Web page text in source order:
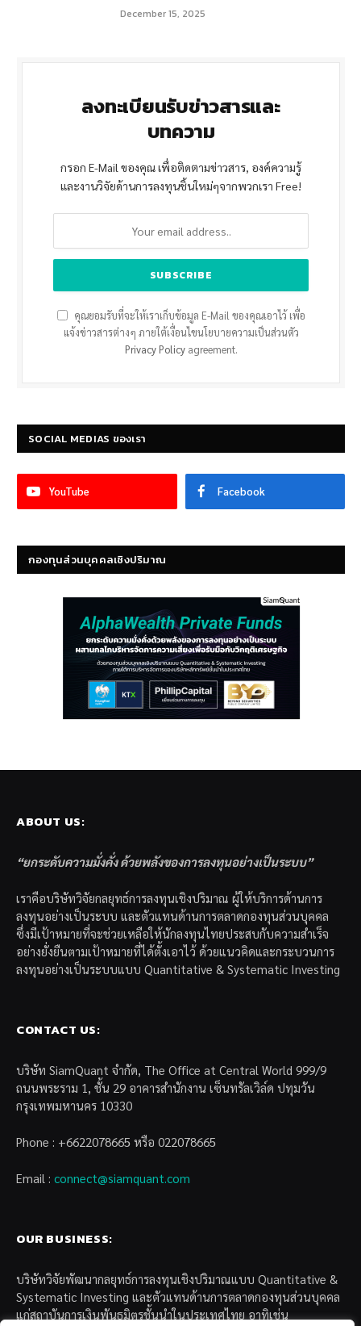
December 15, 2025
ลงทะเบียนรับข่าวสารและ
บทความ
กรอก E-Mail ของคุณ เพื่อติดตามข่าวสาร, องค์ความรู้
และงานวิจัยด้านการลงทุนชิ้นใหม่ๆจากพวกเรา Free!
คุณยอมรับที่จะให้เราเก็บข้อมูล E-Mail ของคุณเอาไว้ เพื่อ
แจ้งข่าวสารต่างๆ ภายใต้เงื่อนไขนโยบายความเป็นส่วนตัว
Privacy Policyagreement.
SOCIAL MEDIAS ของเรา
YouTube Facebook
กองทุนส่วนบุคคลเชิงปริมาณ
ABOUT US:
“ยกระดับความมั่งคั่ง ด้วยพลังของการลงทุนอย่างเป็นระบบ”
เราคือบริษัทวิจัยกลยุทธ์การลงทุนเชิงปริมาณ ผู้ให้บริการด้านการ
ลงทุนอย่างเป็นระบบ และตัวแทนด้านการตลาดกองทุนส่วนบุคคล
ซึ่งมีเป้าหมายที่จะช่วยเหลือให้นักลงทุนไทยประสบกับความสำเร็จ
อย่างยั่งยืนตามเป้าหมายที่ได้ตั้งเอาไว้ ด้วยแนวคิดและกระบวนการ
ลงทุนอย่างเป็นระบบแบบ Quantitative & Systematic Investing
CONTACT US:
บริษัท SiamQuant จำกัด, The Office at Central World 999/9
ถนนพระราม 1, ชั้น 29 อาคารสำนักงาน เซ็นทรัลเวิล์ด ปทุมวัน
กรุงเทพมหานคร 10330
Phone : +6622078665 หรือ 022078665
Email : connect@siamquant.com
OUR BUSINESS:
บริษัทวิจัยพัฒนากลยุทธ์การลงทุนเชิงปริมาณแบบ Quantitative &
Systematic Investing และตัวแทนด้านการตลาดกองทุนส่วนบุคคล
แก่สถาบันการเงินพันธมิตรชั้นนำในประเทศไทย อาทิเช่น